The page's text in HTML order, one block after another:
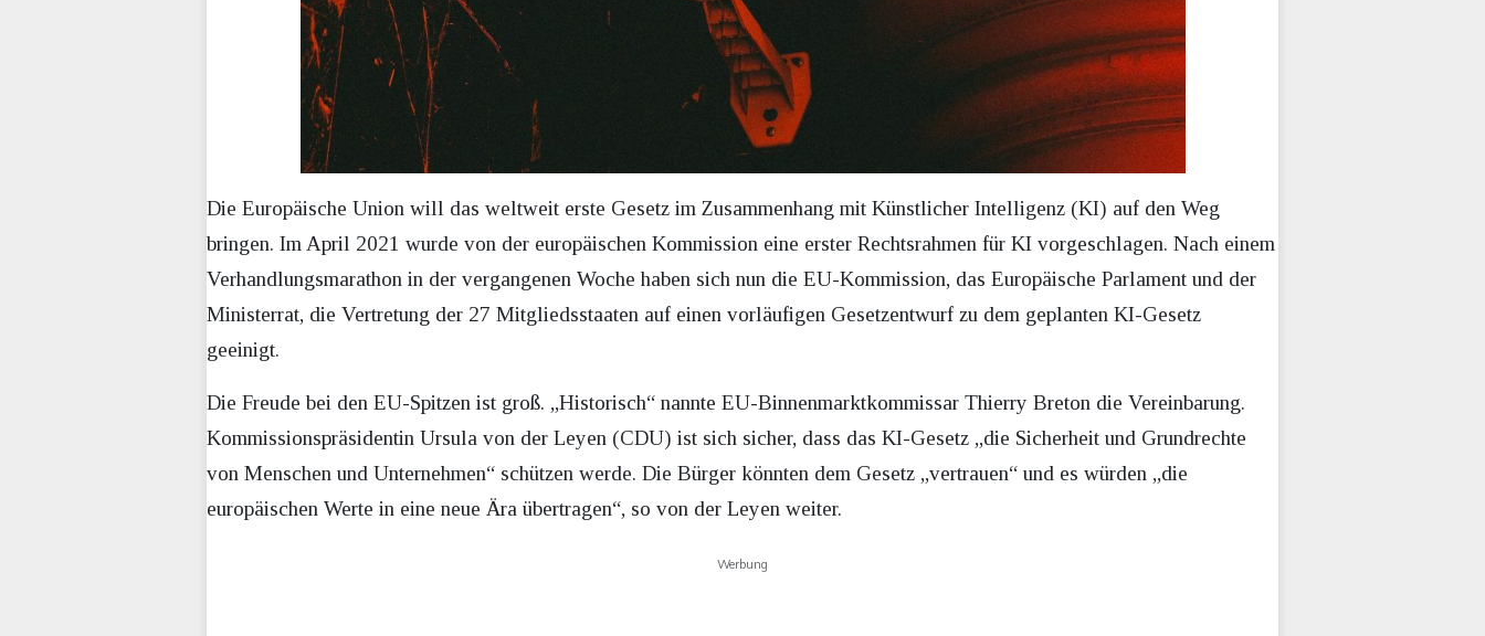
Die Europäische Union will das weltweit erste Gesetz im Zusammenhang mit Künstlicher Intelligenz (KI) auf den Weg
bringen. Im April 2021 wurde von der europäischen Kommission eine erster Rechtsrahmen für KI vorgeschlagen. Nach einem
Verhandlungsmarathon in der vergangenen Woche haben sich nun die EU-Kommission, das Europäische Parlament und der
Ministerrat, die Vertretung der 27 Mitgliedsstaaten auf einen vorläufigen Gesetzentwurf zu dem geplanten KI-Gesetz
geeinigt.
Die Freude bei den EU-Spitzen ist groß. „Historisch“ nannte EU-Binnenmarktkommissar Thierry Breton die Vereinbarung.
Kommissionspräsidentin Ursula von der Leyen (CDU) ist sich sicher, dass das KI-Gesetz „die Sicherheit und Grundrechte
von Menschen und Unternehmen“ schützen werde. Die Bürger könnten dem Gesetz „vertrauen“ und es würden „die
europäischen Werte in eine neue Ära übertragen“, so von der Leyen weiter.
Werbung